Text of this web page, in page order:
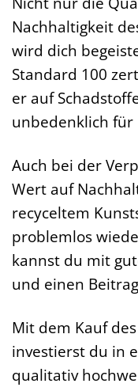
Nachhaltigkeit
wird dich
Standard 100
er auf
unbedenklich für
Auch bei der
Wert auf
recyceltem
problemlos
kannst du mit
und einen
Mit dem Kauf
investierst du in
qualitativ